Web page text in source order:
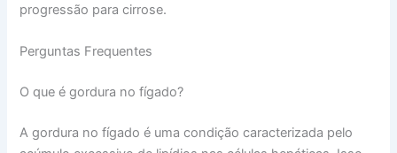
progressão para cirrose.
Perguntas Frequentes
O que é gordura no fígado?
A gordura no fígado é uma condição caracterizada pelo